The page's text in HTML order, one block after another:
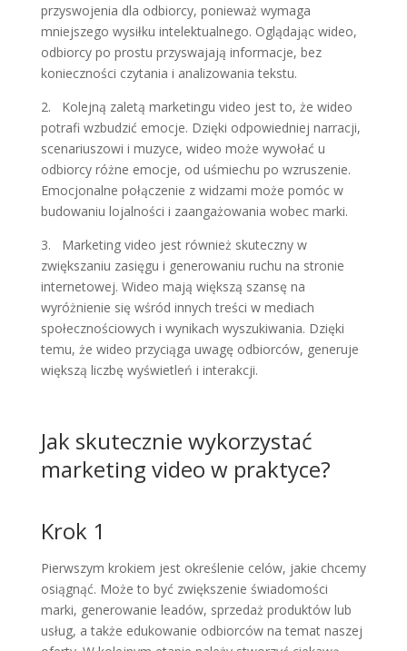
przyswojenia dla odbiorcy, ponieważ wymaga
mniejszego wysiłku intelektualnego. Oglądając wideo,
odbiorcy po prostu przyswajają informacje, bez
konieczności czytania i analizowania tekstu.
2. Kolejną zaletą marketingu video jest to, że wideo
potrafi wzbudzić emocje. Dzięki odpowiedniej narracji,
scenariuszowi i muzyce, wideo może wywołać u
odbiorcy różne emocje, od uśmiechu po wzruszenie.
Emocjonalne połączenie z widzami może pomóc w
budowaniu lojalności i zaangażowania wobec marki.
3. Marketing video jest również skuteczny w
zwiększaniu zasięgu i generowaniu ruchu na stronie
internetowej. Wideo mają większą szansę na
wyróżnienie się wśród innych treści w mediach
społecznościowych i wynikach wyszukiwania. Dzięki
temu, że wideo przyciąga uwagę odbiorców, generuje
większą liczbę wyświetleń i interakcji.
Jak skutecznie wykorzystać
marketing video w praktyce?
Krok 1
Pierwszym krokiem jest określenie celów, jakie chcemy
osiągnąć. Może to być zwiększenie świadomości
marki, generowanie leadów, sprzedaż produktów lub
usług, a także edukowanie odbiorców na temat naszej